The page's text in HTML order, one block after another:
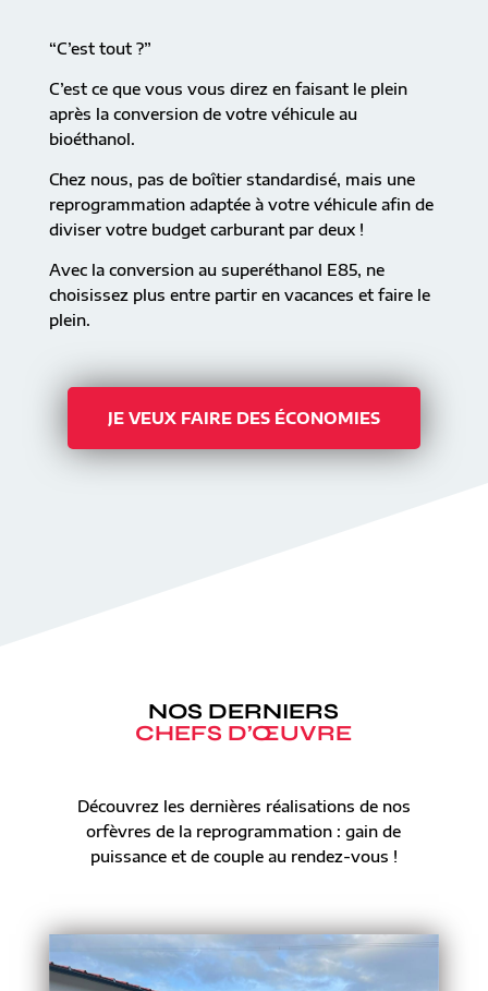
“C’est tout ?”
C’est ce que vous vous direz en faisant le plein
après la conversion de votre véhicule au
bioéthanol.
Chez nous, pas de boîtier standardisé, mais une
reprogrammation adaptée à votre véhicule afin de
diviser votre budget carburant par deux !
Avec la conversion au superéthanol E85, ne
choisissez plus entre partir en vacances et faire le
plein.
JE VEUX FAIRE DES ÉCONOMIES
NOS DERNIERS
CHEFS D’ŒUVRE
Découvrez les dernières réalisations de nos
orfèvres de la reprogrammation : gain de
puissance et de couple au rendez-vous !